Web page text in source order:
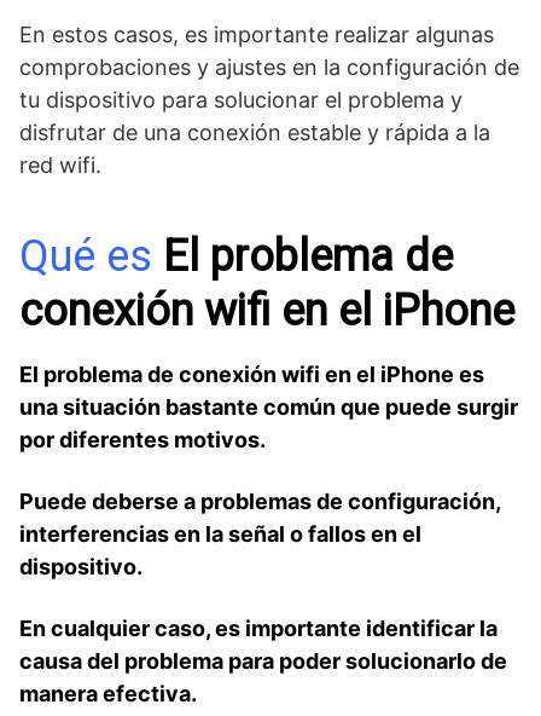
En estos casos, es importante realizar⁣ algunas
comprobaciones y ajustes en la‍ configuración‌ de
‍tu dispositivo⁣ para​ solucionar el problema y
disfrutar de una conexión estable y rápida⁤ a ‍la
red wifi.
Qué es El problema de
conexión⁤ wifi en el iPhone
El problema de conexión⁤ wifi en el iPhone es
una situación bastante común que puede surgir
por diferentes motivos.
Puede deberse a problemas de configuración,
interferencias‍ en la señal ⁣o fallos en el
‌dispositivo.
En cualquier caso,⁢ es importante identificar⁤ la
causa del problema para poder solucionarlo de
manera‌ efectiva.